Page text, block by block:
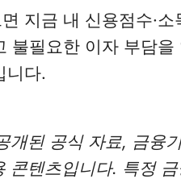
지금 내 신용점수·
불필요한 이자 부담
니다.
개된 공식 자료, 금융
콘텐츠입니다. 특정